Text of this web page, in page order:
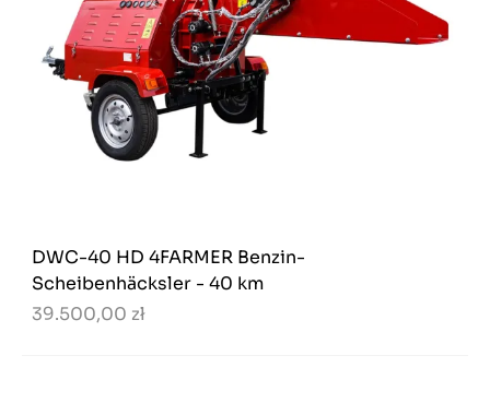
DWC-40 HD 4FARMER Benzin-
Scheibenhäcksler - 40 km
39.500,00 zł